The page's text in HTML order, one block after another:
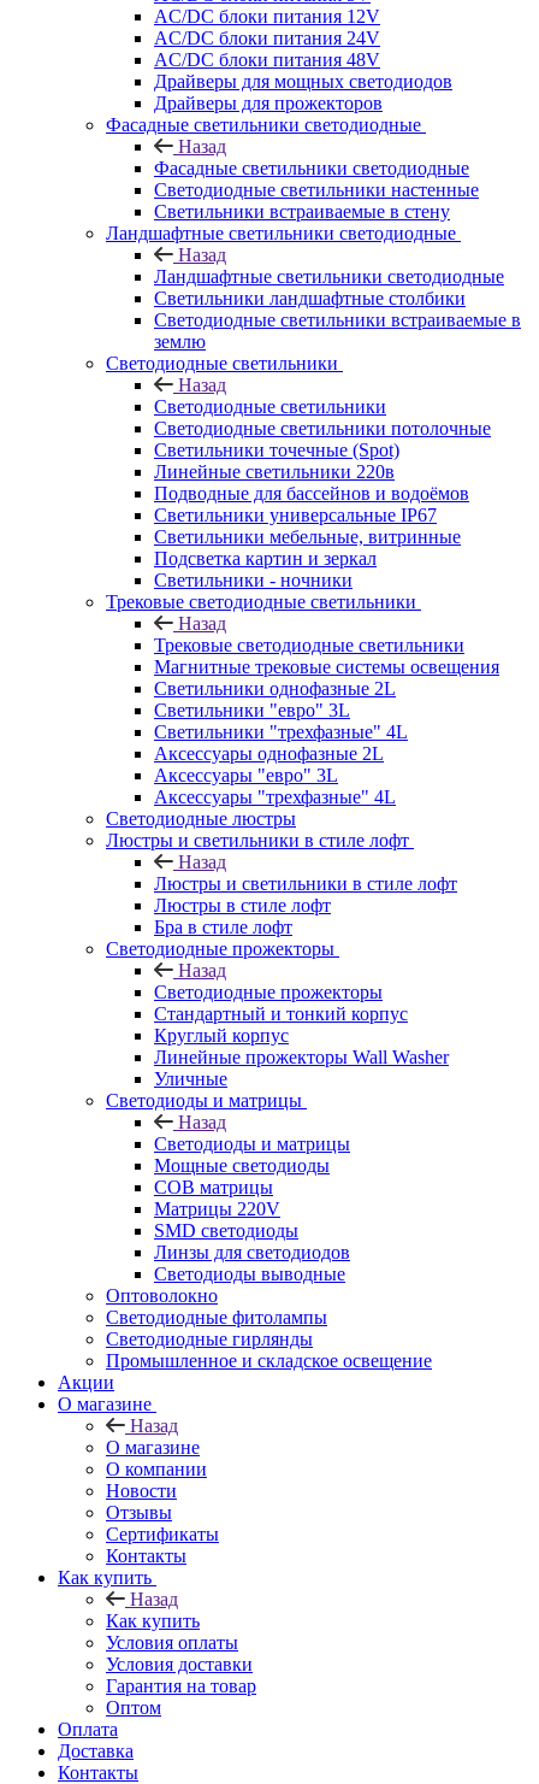
AC/DC блоки питания 12V
AC/DC блоки питания 24V
AC/DC блоки питания 48V
Драйверы для мощных светодиодов
Драйверы для прожекторов
Фасадные светильники светодиодные
Назад
Фасадные светильники светодиодные
Светодиодные светильники настенные
Светильники встраиваемые в стену
Ландшафтные светильники светодиодные
Назад
Ландшафтные светильники светодиодные
Светильники ландшафтные столбики
Светодиодные светильники встраиваемые в
землю
Светодиодные светильники
Назад
Светодиодные светильники
Светодиодные светильники потолочные
Светильники точечные (Spot)
Линейные светильники 220в
Подводные для бассейнов и водоёмов
Светильники универсальные IP67
Светильники мебельные, витринные
Подсветка картин и зеркал
Светильники - ночники
Трековые светодиодные светильники
Назад
Трековые светодиодные светильники
Магнитные трековые системы освещения
Светильники однофазные 2L
Светильники "евро" 3L
Светильники "трехфазные" 4L
Аксессуары однофазные 2L
Аксессуары "евро" 3L
Аксессуары "трехфазные" 4L
Светодиодные люстры
Люстры и светильники в стиле лофт
Назад
Люстры и светильники в стиле лофт
Люстры в стиле лофт
Бра в стиле лофт
Светодиодные прожекторы
Назад
Светодиодные прожекторы
Стандартный и тонкий корпус
Круглый корпус
Линейные прожекторы Wall Washer
Уличные
Светодиоды и матрицы
Назад
Светодиоды и матрицы
Мощные светодиоды
COB матрицы
Матрицы 220V
SMD светодиоды
Линзы для светодиодов
Светодиоды выводные
Оптоволокно
Светодиодные фитолампы
Светодиодные гирлянды
Промышленное и складское освещение
Акции
О магазине
Назад
О магазине
О компании
Новости
Отзывы
Сертификаты
Контакты
Как купить
Назад
Как купить
Условия оплаты
Условия доставки
Гарантия на товар
Оптом
Оплата
Доставка
Контакты